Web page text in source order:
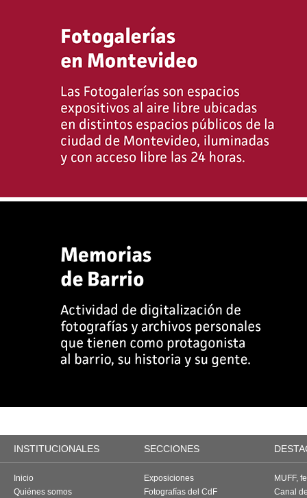
INSTITUCIONALES SECCIONES
Inicio
Quiénes somos
Exposiciones
Fotografías del CdF
MUFF,
Canal